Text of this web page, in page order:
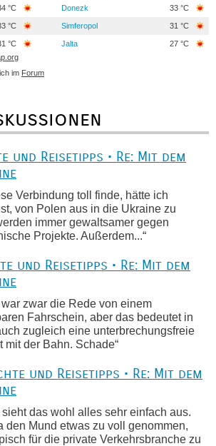
°C Donezk 33 °C
°C Simferopol 31 °C
°C Jalta
27 °C
im Forum
und Reisetipps • Re: Mit dem
Verbindung toll finde, hätte ich
von Polen aus in die Ukraine zu
immer gewaltsamer gegen
Projekte. Außerdem...“
und Reisetipps • Re: Mit dem
zwar die Rede von einem
Fahrschein, aber das bedeutet in
zugleich eine unterbrechungsfreie
mit der Bahn. Schade“
und Reisetipps • Re: Mit dem
sieht das wohl alles sehr einfach aus.
den Mund etwas zu voll genommen,
für die private Verkehrsbranche zu